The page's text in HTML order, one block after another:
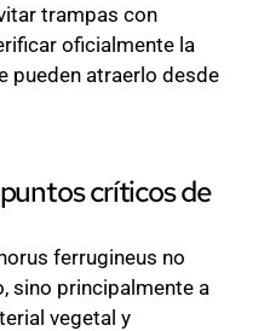
trampas con
oficialmente la
pueden atraerlo desde
críticos de
ferrugineus no
sino principalmente a
vegetal y